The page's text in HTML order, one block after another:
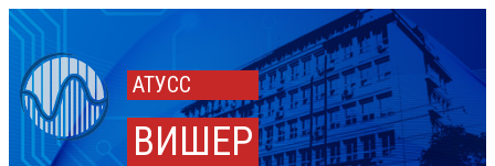
АТУСС
ВИШЕР